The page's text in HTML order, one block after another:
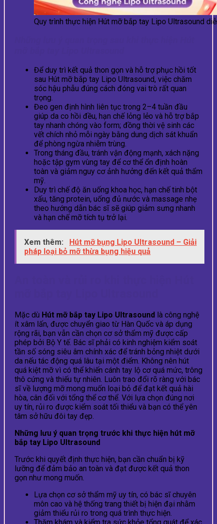
Quy trình thực hiện Hút mỡ bắp tay Lipo Ultrasound
Để duy trì kết quả thon gọn và hỗ trợ phục hồi tốt
sau Hút mỡ bắp tay Lipo Ultrasound, việc chăm
sóc hậu phẫu đúng cách đóng vai trò rất quan
trọng.
Đeo gen định hình liên tục trong 2–4 tuần đầu
giúp da co hồi đều, hạn chế lỏng lẻo và hỗ trợ bắp
tay nhanh chóng vào form; đồng thời vệ sinh các
vết chích nhỏ mỗi ngày bằng dung dịch sát khuẩn
để phòng ngừa nhiễm trùng.
Trong tháng đầu, tránh vận động mạnh, xách nặng
hoặc tập gym vùng tay để cơ thể ổn định hoàn
toàn và giảm nguy cơ ảnh hưởng đến kết quả thẩm
mỹ.
Duy trì chế độ ăn uống khoa học, hạn chế tinh bột
xấu, tăng protein, uống đủ nước và massage nhẹ
theo hướng dẫn bác sĩ sẽ giúp giảm sưng nhanh
và hạn chế mỡ tích tụ trở lại.
Xem thêm:
Hút mỡ bụng Lipo Ultrasound – Giải
pháp loại bỏ mỡ thừa bụng hiệu quả
Mặc dù Hút mỡ bắp tay Lipo Ultrasound là công nghệ
ít xâm lấn, được chuyển giao từ Hàn Quốc và áp dụng
rộng rãi, bạn vẫn cần chọn cơ sở thẩm mỹ được cấp
phép bởi Bộ Y tế. Bác sĩ phải có kinh nghiệm kiểm soát
tần số sóng siêu âm chính xác để tránh bỏng nhiệt dưới
da nếu tác động quá lâu tại một điểm. Không nên hút
quá kiệt mỡ vì có thể khiến cánh tay lộ cơ quá mức, trông
thô cứng và thiếu tự nhiên. Luôn trao đổi rõ ràng với bác
sĩ về lượng mỡ mong muốn loại bỏ để đạt kết quả hài
hòa, cân đối với tổng thể cơ thể. Với lựa chọn đúng nơi
uy tín, rủi ro được kiểm soát tối thiểu và bạn có thể yên
tâm sở hữu đôi tay đẹp.
Những lưu ý quan trọng trước khi thực hiện hút mỡ
bắp tay Lipo Ultrasound
Trước khi quyết định thực hiện, bạn cần chuẩn bị kỹ
lưỡng để đảm bảo an toàn và đạt được kết quả thon
gọn như mong muốn.
Lựa chọn cơ sở thẩm mỹ uy tín, có bác sĩ chuyên
môn cao và hệ thống trang thiết bị hiện đại nhằm
giảm thiểu rủi ro trong quá trình thực hiện.